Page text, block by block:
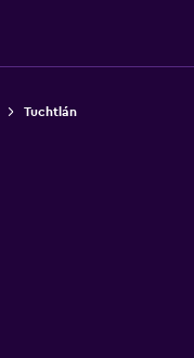
Tuchtlán